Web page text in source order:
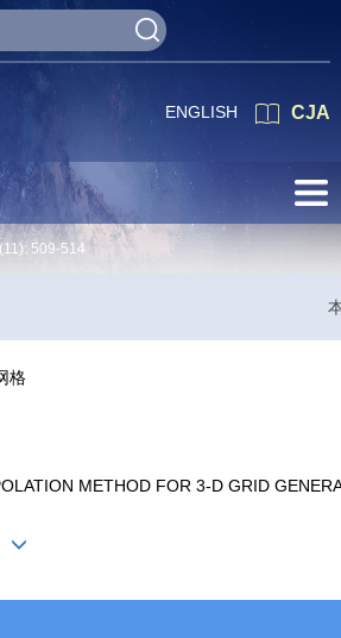
CJA
ENGLISH
: 509-514
格
METHOD FOR 3-D GRID